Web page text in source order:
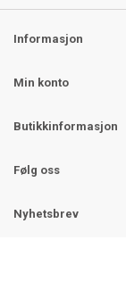
Informasjon
Min konto
Butikkinformasjon
Følg oss
Nyhetsbrev